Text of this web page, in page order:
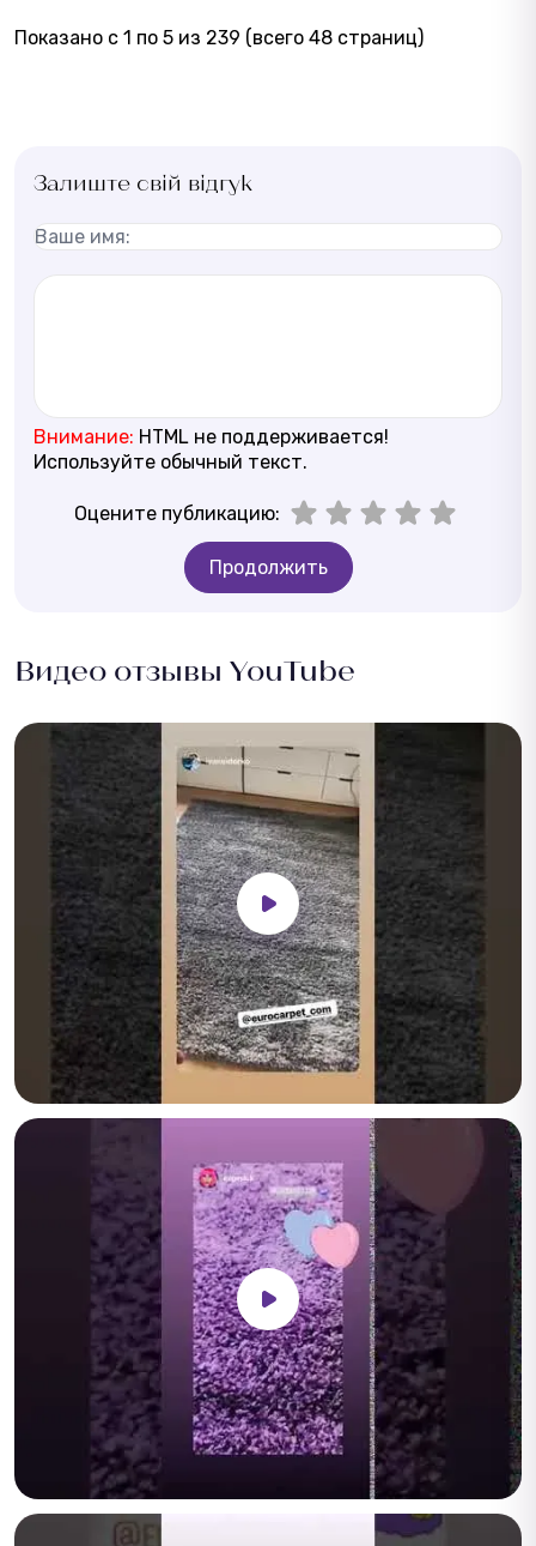
Показано с 1 по 5 из 239 (всего 48 страниц)
Залиште свій відгук
Внимание: HTML не поддерживается!
Используйте обычный текст.
Оцените публикацию:
Продолжить
Видео отзывы YouTube